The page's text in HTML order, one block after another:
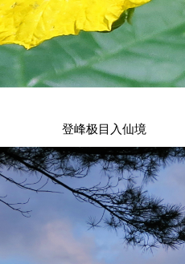
登峰极目入仙境